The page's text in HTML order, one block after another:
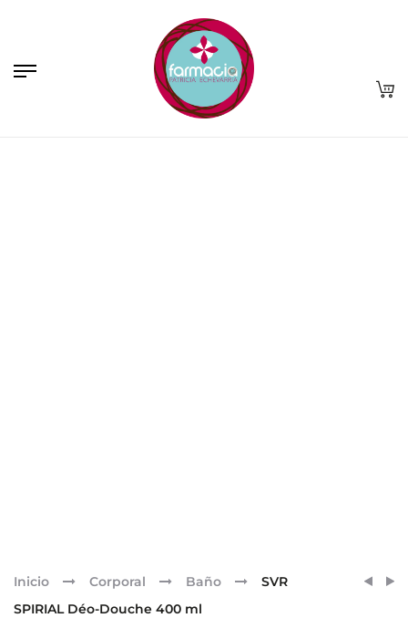
SVR
Inicio Corporal Baño
SVR
SPIRIAL Déo-Douche 400 ml